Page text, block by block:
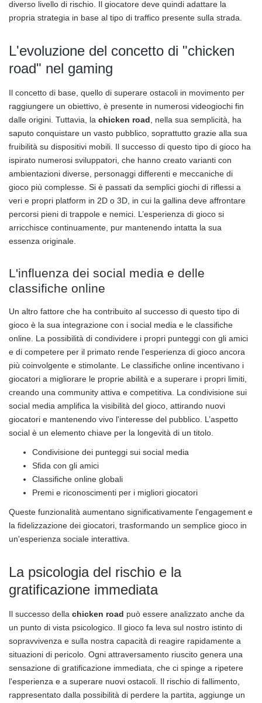
diverso livello di rischio. Il giocatore deve quindi adattare la
propria strategia in base al tipo di traffico presente sulla strada.
L'evoluzione del concetto di "chicken
road" nel gaming
Il concetto di base, quello di superare ostacoli in movimento per
raggiungere un obiettivo, è presente in numerosi videogiochi fin
dalle origini. Tuttavia, la chicken road , nella sua semplicità, ha
saputo conquistare un vasto pubblico, soprattutto grazie alla sua
fruibilità su dispositivi mobili. Il successo di questo tipo di gioco ha
ispirato numerosi sviluppatori, che hanno creato varianti con
ambientazioni diverse, personaggi differenti e meccaniche di
gioco più complesse. Si è passati da semplici giochi di riflessi a
veri e propri platform in 2D o 3D, in cui la gallina deve affrontare
percorsi pieni di trappole e nemici. L’esperienza di gioco si
arricchisce continuamente, pur mantenendo intatta la sua
essenza originale.
L'influenza dei social media e delle
classifiche online
Un altro fattore che ha contribuito al successo di questo tipo di
gioco è la sua integrazione con i social media e le classifiche
online. La possibilità di condividere i propri punteggi con gli amici
e di competere per il primato rende l'esperienza di gioco ancora
più coinvolgente e stimolante. Le classifiche online incentivano i
giocatori a migliorare le proprie abilità e a superare i propri limiti,
creando una community attiva e competitiva. La condivisione sui
social media amplifica la visibilità del gioco, attirando nuovi
giocatori e mantenendo vivo l'interesse del pubblico. L’aspetto
social è un elemento chiave per la longevità di un titolo.
Condivisione dei punteggi sui social media
Sfida con gli amici
Classifiche online globali
Premi e riconoscimenti per i migliori giocatori
Queste funzionalità aumentano significativamente l'engagement e
la fidelizzazione dei giocatori, trasformando un semplice gioco in
un'esperienza sociale interattiva.
La psicologia del rischio e la
gratificazione immediata
Il successo della chicken road può essere analizzato anche da
un punto di vista psicologico. Il gioco fa leva sul nostro istinto di
sopravvivenza e sulla nostra capacità di reagire rapidamente a
situazioni di pericolo. Ogni attraversamento riuscito genera una
sensazione di gratificazione immediata, che ci spinge a ripetere
l'esperienza e a superare nuovi ostacoli. Il rischio di fallimento,
rappresentato dalla possibilità di perdere la partita, aggiunge un